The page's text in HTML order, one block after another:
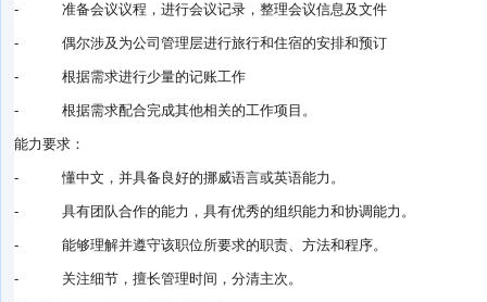
- 准备会议议程，进行会议记录，整理会议信息及文件
- 偶尔涉及为公司管理层进行旅行和住宿的安排和预订
- 根据需求进行少量的记账工作
- 根据需求配合完成其他相关的工作项目。
能力要求：
- 懂中文，并具备良好的挪威语言或英语能力。
- 具有团队合作的能力，具有优秀的组织能力和协调能力。
- 能够理解并遵守该职位所要求的职责、方法和程序。
- 关注细节，擅长管理时间，分清主次。